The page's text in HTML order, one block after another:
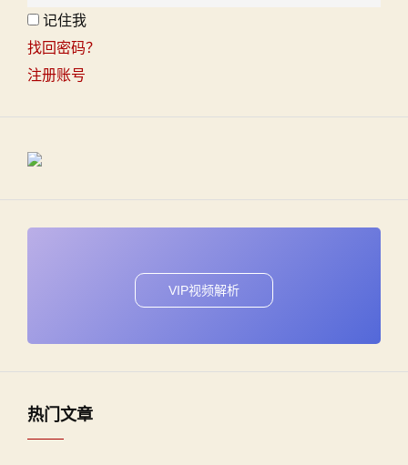
记住我
找回密码？
注册账号
VIP视频解析
热门文章